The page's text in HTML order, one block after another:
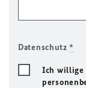
Datenschutz*
Ich willige